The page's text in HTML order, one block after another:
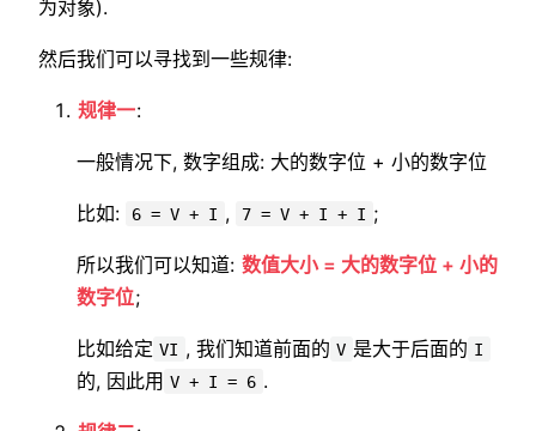
为对象).
然后我们可以寻找到一些规律:
规律一:
一般情况下, 数字组成: 大的数字位 + 小的数字位
比如: 6 = V + I , 7 = V + I + I ;
所以我们可以知道: 数值大小 = 大的数字位 + 小的
数字位;
比如给定 VI , 我们知道前面的 V 是大于后面的 I
的, 因此用 V + I = 6 .